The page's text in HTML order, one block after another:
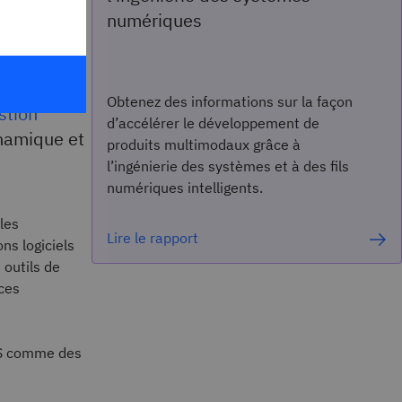
et
logiciels
outils de
comme des
numériques
Obtenez des informations sur la façon
d’accélérer le développement de
produits multimodaux grâce à
l’ingénierie des systèmes et à des fils
numériques intelligents.
Lire le rapport